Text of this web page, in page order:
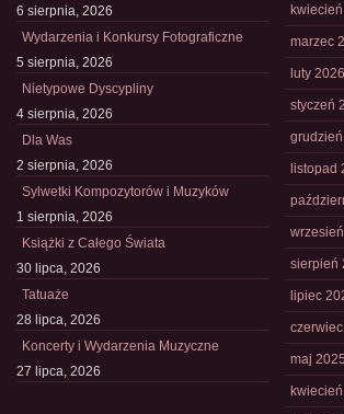
6 sierpnia, 2026
Wydarzenia i Konkursy Fotograficzne
5 sierpnia, 2026
Nietypowe Dyscypliny
4 sierpnia, 2026
Dla Was
2 sierpnia, 2026
Sylwetki Kompozytorów i Muzyków
1 sierpnia, 2026
Książki z Całego Świata
30 lipca, 2026
Tatuaże
28 lipca, 2026
Koncerty i Wydarzenia Muzyczne
27 lipca, 2026
marzec
luty 2026
styczeń
listopad
sierpień
lipiec
maj 2025